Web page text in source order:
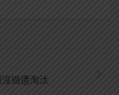
過遭淘汰